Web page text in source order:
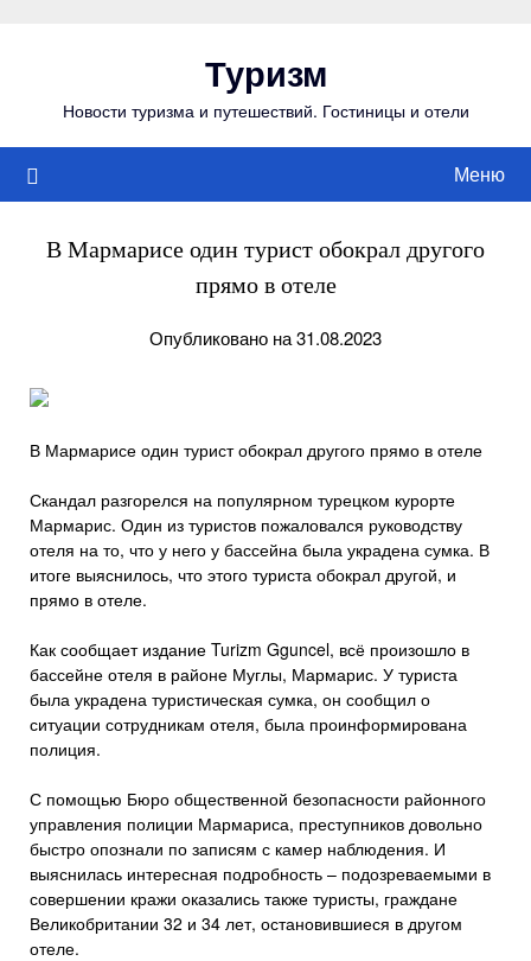
Туризм
Новости туризма и путешествий. Гостиницы и отели
Меню
В Мармарисе один турист обокрал другого
прямо в отеле
Опубликовано на 31.08.2023
В Мармарисе один турист обокрал другого прямо в отеле
Скандал разгорелся на популярном турецком курорте
Мармарис. Один из туристов пожаловался руководству
отеля на то, что у него у бассейна была украдена сумка. В
итоге выяснилось, что этого туриста обокрал другой, и
прямо в отеле.
Как сообщает издание Turizm Gguncel, всё произошло в
бассейне отеля в районе Муглы, Мармарис. У туриста
была украдена туристическая сумка, он сообщил о
ситуации сотрудникам отеля, была проинформирована
полиция.
С помощью Бюро общественной безопасности районного
управления полиции Мармариса, преступников довольно
быстро опознали по записям с камер наблюдения. И
выяснилась интересная подробность – подозреваемыми в
совершении кражи оказались также туристы, граждане
Великобритании 32 и 34 лет, остановившиеся в другом
отеле.